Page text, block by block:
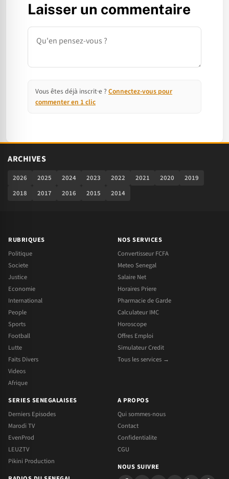
Laisser un commentaire
Commentaire
Vous êtes déjà inscrit·e ? Connectez-vous pour
commenter en 1 clic
ARCHIVES
2026 2025 2024 2023 2022 2021 2020
2019
2018
2017 2016 2015 2014
RUBRIQUES
Politique
Societe
Justice
Economie
International
People
Sports
Football
Lutte
Faits Divers
Videos
Afrique
NOS SERVICES
Convertisseur FCFA
Meteo Senegal
Salaire Net
Horaires Priere
Pharmacie de Garde
Calculateur IMC
Horoscope
Offres Emploi
Simulateur Credit
Tous les services →
SERIES SENEGALAISES
Derniers Episodes
Marodi TV
EvenProd
LEUZTV
Pikini Production
A PROPOS
Qui sommes-nous
Contact
Confidentialite
CGU
NOUS SUIVRE